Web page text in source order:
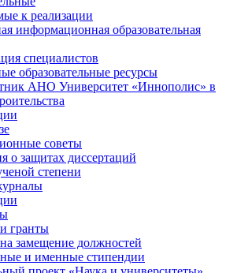
к реализации
информационная образовательная
специалистов
образовательные ресурсы
АНО Университет «Иннополис» в
советы
о защитах диссертаций
степени
гранты
замещение должностей
и именные стипендии